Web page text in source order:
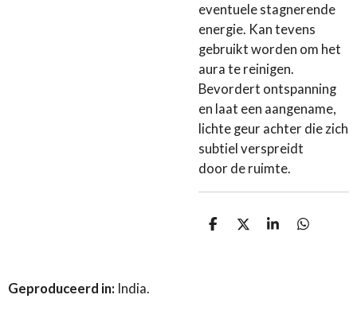
eventuele stagnerende
energie. Kan tevens
gebruikt worden om het
aura te reinigen.
Bevordert ontspanning
en laat een aangename,
lichte geur achter die zich
subtiel verspreidt
door de ruimte.
D
D
S
D
Geproduceerd in: India.